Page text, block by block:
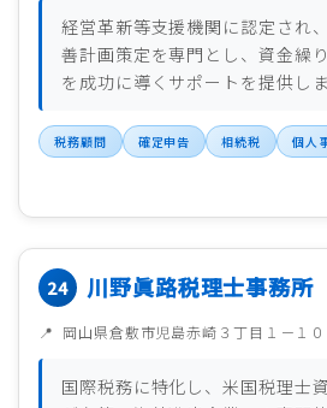
経営革新等支援機関に認定され
善計画策定を専門とし、資金繰
を成功に導くサポートを提供しま
税務顧問 確定申告 相続税 個人
川野眞路税理士事務所
岡山県倉敷市児島赤崎３丁目１－１０
国際税務に特化し、米国税理士